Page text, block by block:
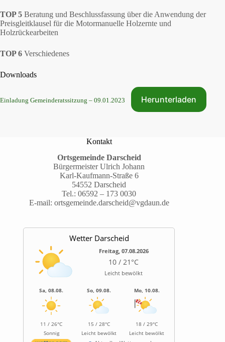
TOP 5 Beratung und Beschlussfassung über die Anwendung der
Preisgleitklausel für die Motormanuelle Holzernte und
Holzrückearbeiten
TOP 6 Verschiedenes
Downloads
Einladung Gemeinderatssitzung – 09.01.2023 Herunterladen
Kontakt
Ortsgemeinde Darscheid
Bürgermeister Ulrich Johann
Karl-Kaufmann-Straße 6
54552 Darscheid
Tel.:06592 – 173 0030
E-mail: ortsgemeinde.darscheid@vgdaun.de
Wetter Darscheid
Freitag, 07.08.2026
10 / 21°C
Leicht bewölkt
Sa, 08.08.
11 / 26°C
Sonnig
So, 09.08.
15 / 28°C
Leicht bewölkt
Mo, 10.08.
18 / 29°C
Leicht bewölkt